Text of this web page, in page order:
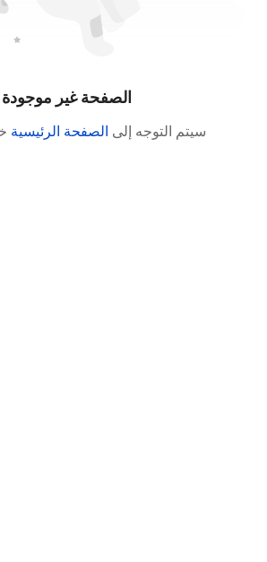
الصفحة غير موجودة
سيتم التوجه إلى الصفحة الرئيسية